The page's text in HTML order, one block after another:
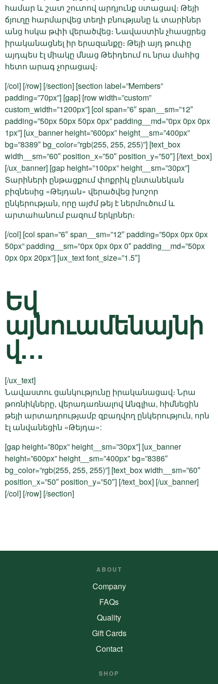
համար և շատ շուտով արդյունք ստացավ։ Թեյի
ճյուղը հարմարվեց տեղի բնությանը և տարիներ
անց հսկա թփի վերածվեց։ Նավաստին չհասցրեց
իրականացնել իր երազանքը։ Թեյի այդ թուփը
այդպես էլ միակը մնաց Թեիդեում ու նրա մահից
հետո արագ չորացավ։
[/col] [/row] [/section] [section label=”Members”
padding=”70px”] [gap] [row width=”custom”
custom_width=”1200px”] [col span=”6″ span__sm=”12″
padding=”50px 50px 50px 0px” padding__md=”0px 0px 0px
1px”] [ux_banner height=”600px” height__sm=”400px”
bg=”8389″ bg_color=”rgb(255, 255, 255)”] [text_box
width__sm=”60″ position_x=”50″ position_y=”50″] [/text_box]
[/ux_banner] [gap height=”100px” height__sm=”30px”]
Տարիների ընթացքում փոքրիկ ընտանեկան
բիզնեսից «Թեյդան» վերածվեց խոշոր
ընկերության, որը այժմ թեյ է ներմուծում և
արտահանում բազում երկրներ։
[/col] [col span=”6″ span__sm=”12″ padding=”50px 0px 0px
50px” padding__sm=”0px 0px 0px 0″ padding__md=”50px
0px 0px 20px”] [ux_text font_size=”1.5″]
Եվ
այնուամենայնի
վ…
[/ux_text]
Նավաստու ցանկությունը իրականացավ։ Նրա
թոռնիկները, վերադառնալով Անգլիա, հիմնեցին
թեյի արտադրությամբ զբաղվող ընկերություն, որն
էլ անվանեցին «Թեյդա»:
[gap height=”80px” height__sm=”30px”] [ux_banner
height=”600px” height__sm=”400px” bg=”8386″
bg_color=”rgb(255, 255, 255)”] [text_box width__sm=”60″
position_x=”50″ position_y=”50″] [/text_box] [/ux_banner]
[/col] [/row] [/section]
ABOUT
Company
FAQs
Quality
Gift Cards
Contact
SHOP